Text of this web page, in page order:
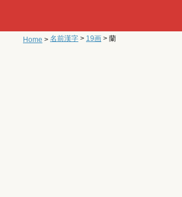
Home > 名前漢字 > 19画 > 蘭